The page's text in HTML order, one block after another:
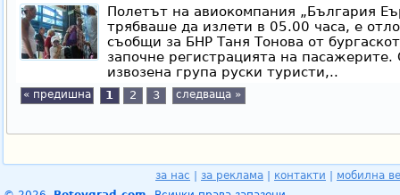
Полетът на авиокомпания „България
трябваше да излети в 05.00 часа, е
съобщи за БНР Таня Тонова от
започне регистрацията на
извозена група руски туристи,..
« предишна 1 2 3 следваща »
за нас за реклама контакти
мобилна